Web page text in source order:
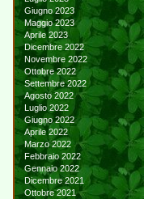
Giugno 2023
Maggio 2023
Aprile 2023
Dicembre 2022
Novembre 2022
Ottobre 2022
Settembre 2022
Agosto 2022
Luglio 2022
Giugno 2022
Aprile 2022
Marzo 2022
Febbraio 2022
Gennaio 2022
Dicembre 2021
Ottobre 2021